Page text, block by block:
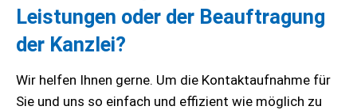
Leistungen oder der Beauftragung
der Kanzlei?
Wir helfen Ihnen gerne. Um die Kontaktaufnahme für
Sie und uns so einfach und effizient wie möglich zu